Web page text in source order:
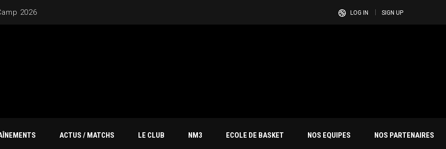
LOG IN SIGN UP
ACTUS / MATCHS LE CLUB NM3 ECOLE DE BASKET NOS EQUIPES NOS PARTENAIRES